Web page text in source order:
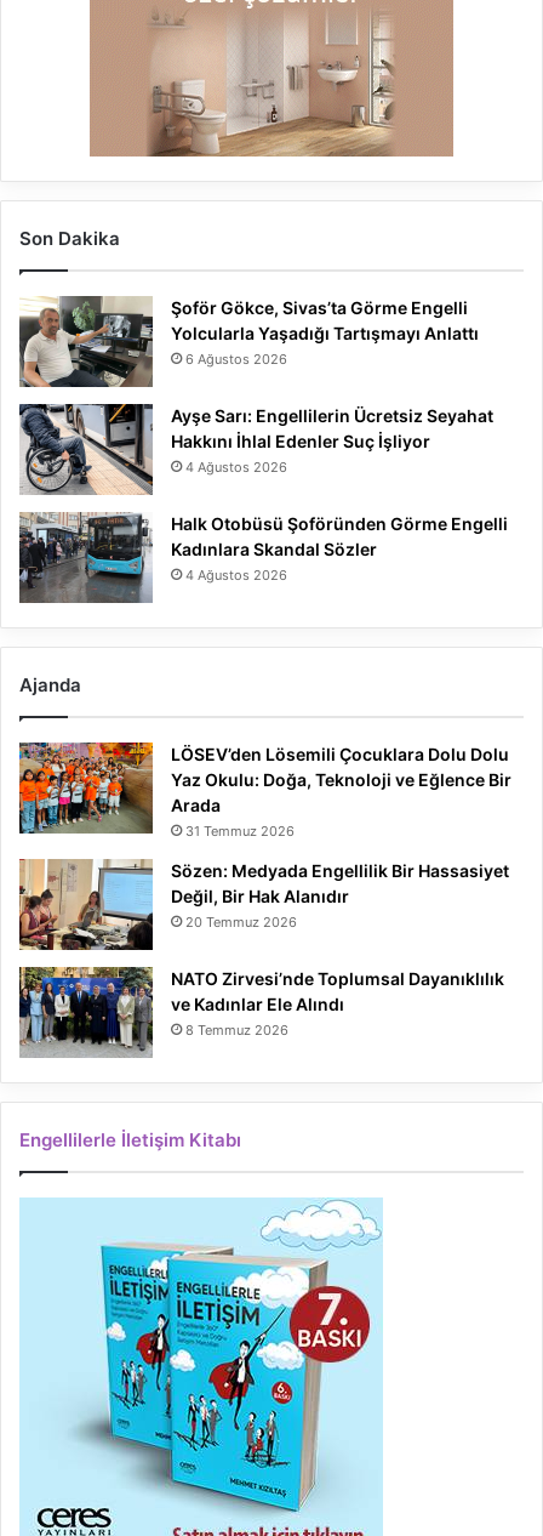
Son Dakika
Şoför Gökce, Sivas’ta Görme Engelli
Yolcularla Yaşadığı Tartışmayı Anlattı
6 Ağustos 2026
Ayşe Sarı: Engellilerin Ücretsiz Seyahat
Hakkını İhlal Edenler Suç İşliyor
4 Ağustos 2026
Halk Otobüsü Şoföründen Görme Engelli
Kadınlara Skandal Sözler
4 Ağustos 2026
Ajanda
LÖSEV’den Lösemili Çocuklara Dolu Dolu
Yaz Okulu: Doğa, Teknoloji ve Eğlence Bir
Arada
31 Temmuz 2026
Sözen: Medyada Engellilik Bir Hassasiyet
Değil, Bir Hak Alanıdır
20 Temmuz 2026
NATO Zirvesi’nde Toplumsal Dayanıklılık
ve Kadınlar Ele Alındı
8 Temmuz 2026
Engellilerle İletişim Kitabı